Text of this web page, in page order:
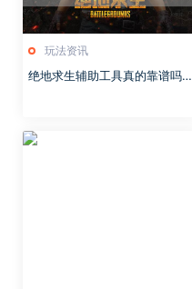
玩法资讯
绝地求生辅助工具真的靠谱吗？